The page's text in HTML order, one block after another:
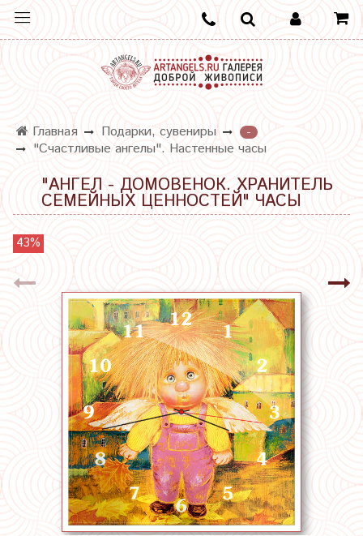
Главная Подарки, сувениры
-
"Счастливые ангелы". Настенные часы
"АНГЕЛ - ДОМОВЕНОК. ХРАНИТЕЛЬ
СЕМЕЙНЫХ ЦЕННОСТЕЙ" ЧАСЫ
43%